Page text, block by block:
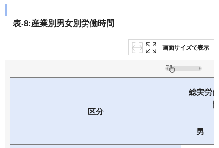
表-8:産業別男女別労働時間
画面サイズで表示
区分
総実労
男